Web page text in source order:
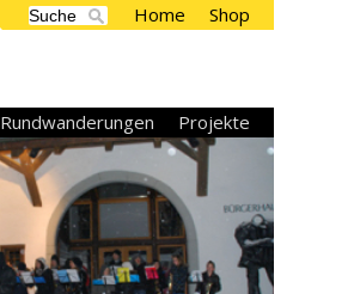
Home Shop
Rundwanderungen Projekte